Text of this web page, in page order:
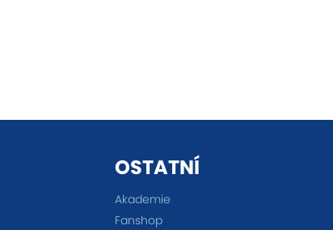
OSTATNÍ
Akademie
Fanshop